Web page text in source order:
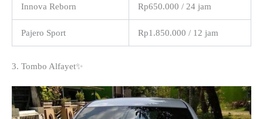
Innova Reborn Rp650.000 / 24 jam
Pajero Sport Rp1.850.000 / 12 jam
3. Tombo Alfayet✨